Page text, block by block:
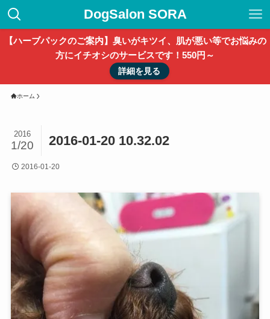
DogSalon SORA
【ハーブパックのご案内】臭いがキツイ、肌が悪い等でお悩みの
方にイチオシのサービスです！550円～
詳細を見る
ホーム
2016-01-20 10.32.02
2016
1/20
2016-01-20